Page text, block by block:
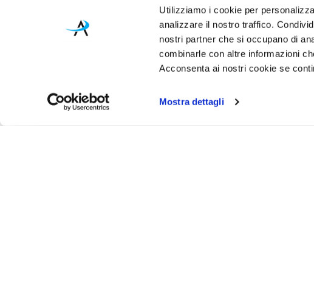
Utilizziamo i cookie per
analizzare il nostro traffico.
nostri partner che si occupano di
combinarle con altre informazioni
Acconsenta ai nostri cookie se
Mostra dettagli